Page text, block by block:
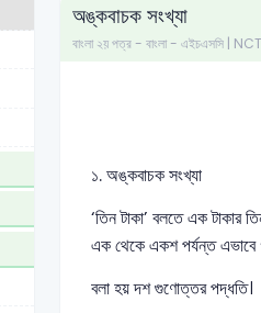
অঙ্কবাচক সংখ্যা
বাংলা ২য় পত্র - বাংলা - এইচএসসি |
১. অঙ্কবাচক সংখ্যা
‘তিন টাকা’ বলতে এক
এক থেকে একশ পর্যন্ত এভাবে
বলা হয় দশ গুণোত্তর পদ্ধতি।